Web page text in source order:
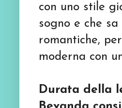
con uno stile
sogno e che
romantiche,
moderna con
Durata della